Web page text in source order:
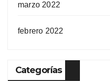
marzo 2022
febrero 2022
Categorías